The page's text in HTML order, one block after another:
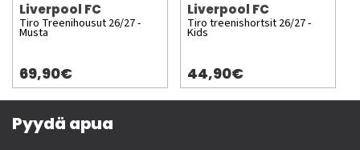
Liverpool FC
Tiro Treenihousut 26/27 -
Musta
69,90€
Liverpool FC
Tiro treenishortsit 26/27 -
Kids
44,90€
Pyydä apua